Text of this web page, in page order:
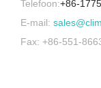
Telefoon:+86-
E-mail:
Fax: +86-551-